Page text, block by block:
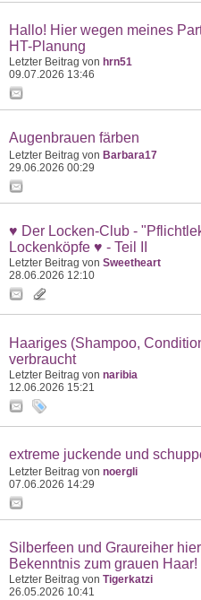
Hallo! Hier wegen meines
HT-Planung
Letzter Beitrag von hrn51
09.07.2026 13:46
Augenbrauen färben
Letzter Beitrag von Barbara17
29.06.2026 00:29
♥ Der Locken-Club -
Lockenköpfe ♥ - Teil II
Letzter Beitrag von Sweetheart
28.06.2026 12:10
Haariges (Shampoo,
verbraucht
Letzter Beitrag von naribia
12.06.2026 15:21
extreme juckende und
Letzter Beitrag von noergli
07.06.2026 14:29
Silberfeen und Graureiher
Bekenntnis zum grauen Haar!
Letzter Beitrag von Tigerkatzi
26.05.2026 10:41